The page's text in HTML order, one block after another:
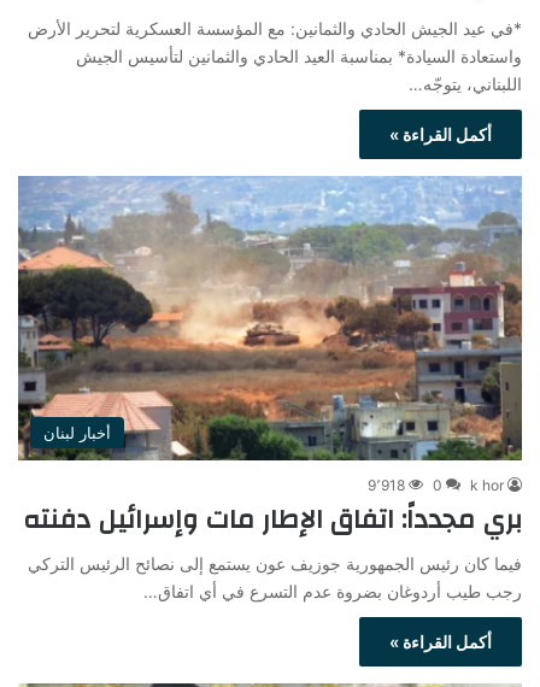
*في عيد الجيش الحادي والثمانين: مع المؤسسة العسكرية لتحرير الأرض
واستعادة السيادة* بمناسبة العيد الحادي والثمانين لتأسيس الجيش
اللبناني، يتوجّه…
أكمل القراءة »
أخبار لبنان
k hor
0 9٬918
بري مجدداً: اتفاق الإطار مات وإسرائيل دفنته
فيما كان رئيس الجمهورية جوزيف عون يستمع إلى نصائح الرئيس التركي
رجب طيب أردوغان بضروة عدم التسرع في أي اتفاق…
أكمل القراءة »